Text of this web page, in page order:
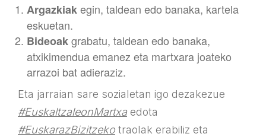
Argazkiakegin, taldean edo banaka, kartela
eskuetan.
Bideoakgrabatu, taldean edo banaka,
atxikimendua emanez eta martxara joateko
arrazoi bat adieraziz.
Eta jarraian sare sozialetan igo dezakezue
#EuskaltzaleonMartxa edota
#EuskarazBizitzeko traolak erabiliz eta